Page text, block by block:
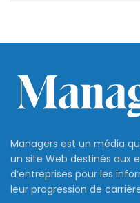
Managers est un média
un site Web destinés aux
d’entreprises pour les
leur progression de